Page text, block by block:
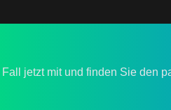
jetzt mit und finden Sie den